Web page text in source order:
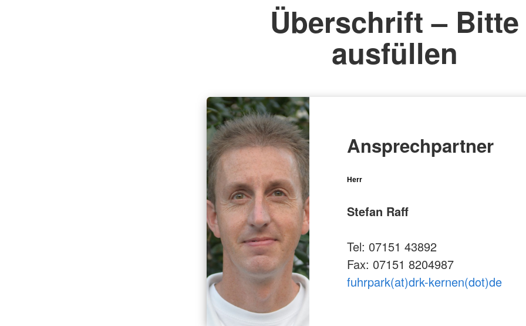
Überschrift – Bitte
ausfüllen
Ansprechpartner
Herr
Stefan Raff
Tel: 07151 43892
Fax: 07151 8204987
fuhrpark(at)drk-kernen(dot)de